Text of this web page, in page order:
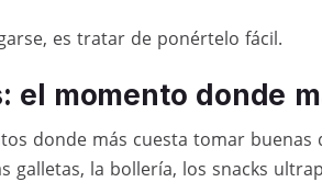
es tratar de ponértelo fácil.
el momento donde
donde más cuesta tomar
galletas, la bollería, los snacks